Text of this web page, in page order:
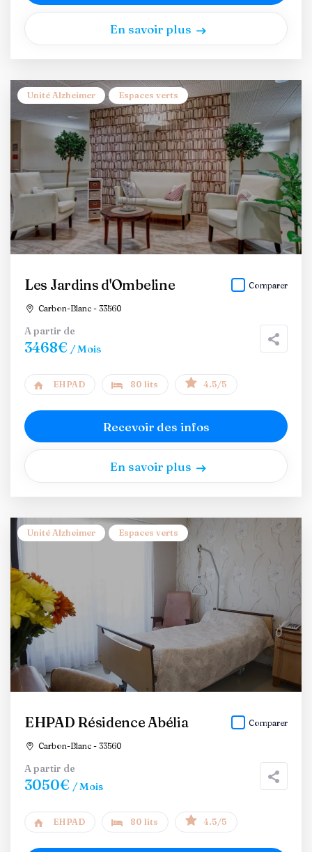
En savoir plus
Unité Alzheimer Espaces verts
Les Jardins d'Ombeline
Carbon-Blanc - 33560
Comparer
A partir de
3468€ / Mois
EHPAD 80 lits 4.5/5
Recevoir des infos
En savoir plus
Unité Alzheimer Espaces verts
EHPAD Résidence Abélia
Carbon-Blanc - 33560
Comparer
A partir de
3050€ / Mois
EHPAD 80 lits 4.5/5